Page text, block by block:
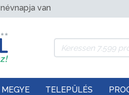
névnapja van
MEGYE TELEPÜLÉS